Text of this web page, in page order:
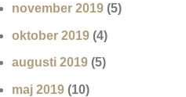
november 2019 (5)
oktober 2019 (4)
augusti 2019 (5)
maj 2019 (10)